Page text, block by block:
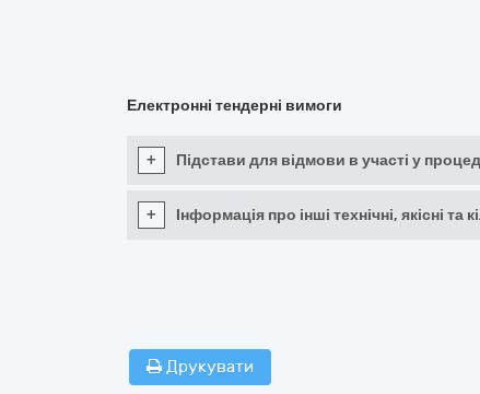
Електронні тендерні вимоги
+ Підстави для відмови в участі у
+ Інформація про інші технічні, якісні
Друкувати